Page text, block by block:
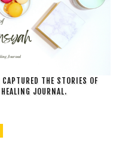
THE STORIES OF
JOURNAL.